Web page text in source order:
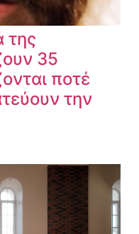
της
35
ποτέ
την